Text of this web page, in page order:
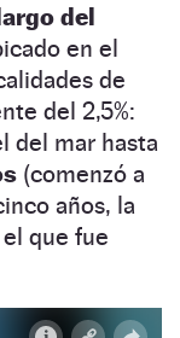
del
en el
de
del 2,5%:
del mar hasta
(comenzó a
años, la
que fue